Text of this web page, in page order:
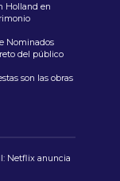
Holland en
Nominados
del público
son las obras
Netflix anuncia